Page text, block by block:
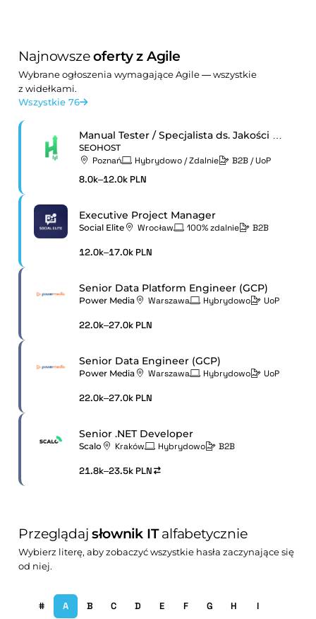
Najnowszeoferty z Agile
Wybrane ogłoszenia wymagające Agile — wszystkie
z widełkami.
Wszystkie 76
Manual Tester / Specjalista ds. Jakości Oprogramowania
SEOHOST
Poznań Hybrydowo / Zdalnie B2B / UoP
8.0k–12.0k PLN
Executive Project Manager
Social Elite Wrocław 100% zdalnie B2B
12.0k–17.0k PLN
Senior Data Platform Engineer (GCP)
Power Media Warszawa Hybrydowo UoP
22.0k–27.0k PLN
Senior Data Engineer (GCP)
Power Media Warszawa Hybrydowo UoP
22.0k–27.0k PLN
Senior .NET Developer
Scalo Kraków Hybrydowo B2B
21.8k–23.5k PLN
Przeglądajsłownik ITalfabetycznie
Wybierz literę, aby zobaczyć wszystkie hasła zaczynające się
od niej.
# A B C D E F G H
I